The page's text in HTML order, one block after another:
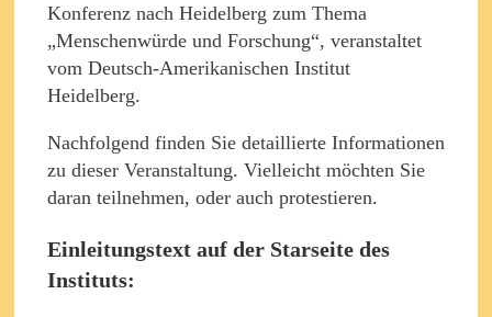
Konferenz nach Heidelberg zum Thema
„Menschenwürde und Forschung“, veranstaltet
vom Deutsch-Amerikanischen Institut
Heidelberg.
Nachfolgend finden Sie detaillierte Informationen
zu dieser Veranstaltung. Vielleicht möchten Sie
daran teilnehmen, oder auch protestieren.
Einleitungstext auf der Starseite des
Instituts: